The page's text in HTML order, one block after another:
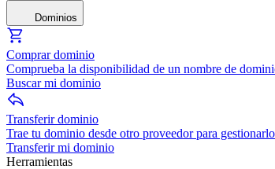
Dominios
Comprar dominio
Comprueba la disponibilidad de un nombre de
Buscar mi dominio
Transferir dominio
Trae tu dominio desde otro proveedor para
Transferir mi dominio
Herramientas